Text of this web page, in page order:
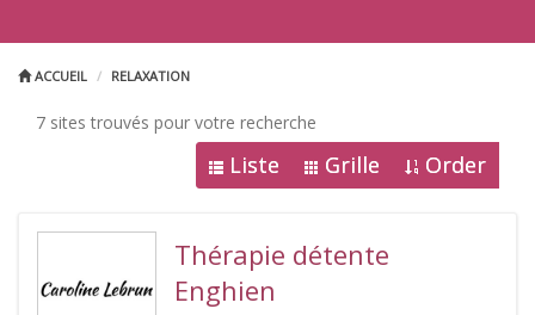
ACCUEIL RELAXATION
7 sites trouvés pour votre recherche
Liste Grille Order
Thérapie détente
Enghien